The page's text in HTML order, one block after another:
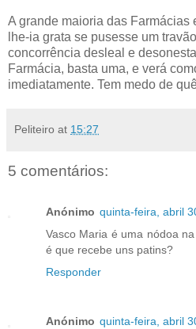
A grande maioria das Farmácias
lhe-ia grata se pusesse um
concorrência desleal e
Farmácia, basta uma, e verá
imediatamente. Tem medo de
Peliteiro at 15:27
5 comentários:
Anónimo quinta-feira, abril
Vasco Maria é uma nódoa
é que recebe uns patins?
Responder
Anónimo quinta-feira, abril